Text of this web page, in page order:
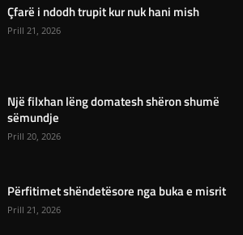
Çfarë i ndodh trupit kur nuk hani mish
Prill 21, 2026
Një filxhan lëng domatesh shëron shumë
sëmundje
Prill 20, 2026
Përfitimet shëndetësore nga buka e misrit
Prill 21, 2026